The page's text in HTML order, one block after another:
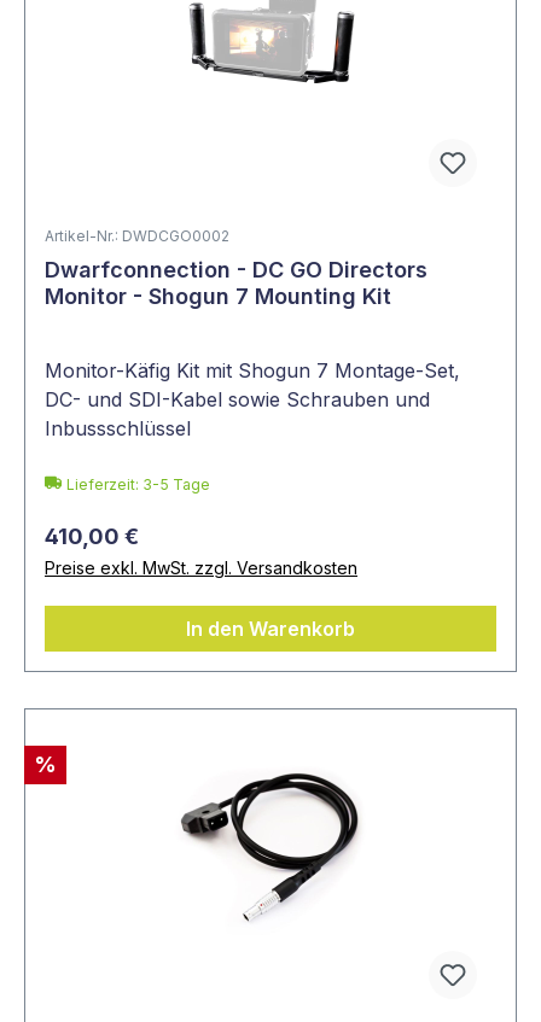
Artikel-Nr.: DWDCGO0002
Dwarfconnection - DC GO Directors
Monitor - Shogun 7 Mounting Kit
Monitor-Käfig Kit mit Shogun 7 Montage-Set,
DC- und SDI-Kabel sowie Schrauben und
Inbussschlüssel
Lieferzeit: 3-5 Tage
410,00 €
Preise exkl. MwSt. zzgl. Versandkosten
In den Warenkorb
%